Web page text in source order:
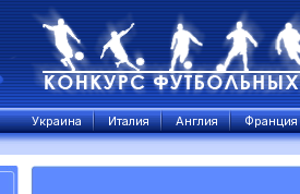
Украина Италия Англия Франция